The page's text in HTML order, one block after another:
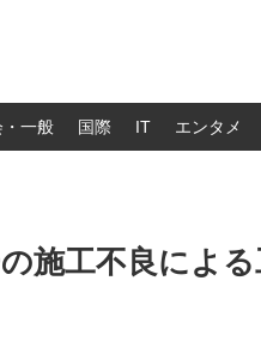
・一般 国際 IT エンタメ
施工不良によ